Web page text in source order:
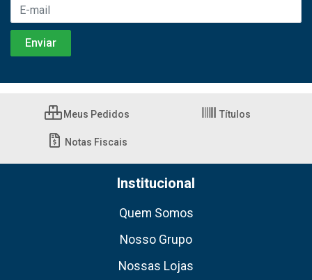
Meus Pedidos Títulos
Notas Fiscais
Institucional
Quem Somos
Nosso Grupo
Nossas Lojas